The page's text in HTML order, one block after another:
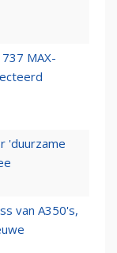
MAX-
'duurzame
van A350's,